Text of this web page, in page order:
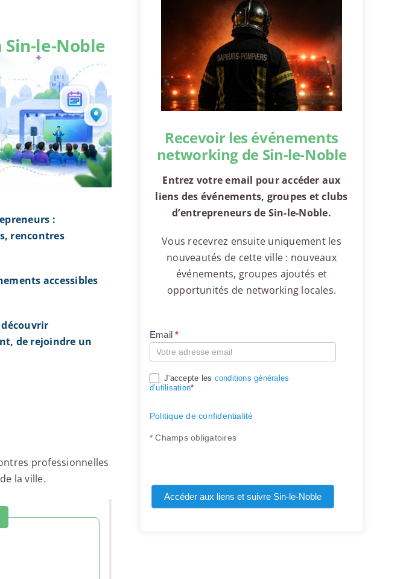
Sin-le-Noble
:
rencontres
accessibles
de rejoindre un
professionnelles
la ville.
Recevoir les événements
networking de Sin-le-Noble
Entrez votre email pour accéder aux
liens des événements, groupes et clubs
d’entrepreneurs de Sin-le-Noble.
Vous recevrez ensuite uniquement les
nouveautés de cette ville : nouveaux
événements, groupes ajoutés et
opportunités de networking locales.
Compte
Email*
J'accepte les conditions générales
d’utilisation*
Politique de confidentialité
* Champs obligatoires
Accéder aux liens et suivre Sin-le-Noble